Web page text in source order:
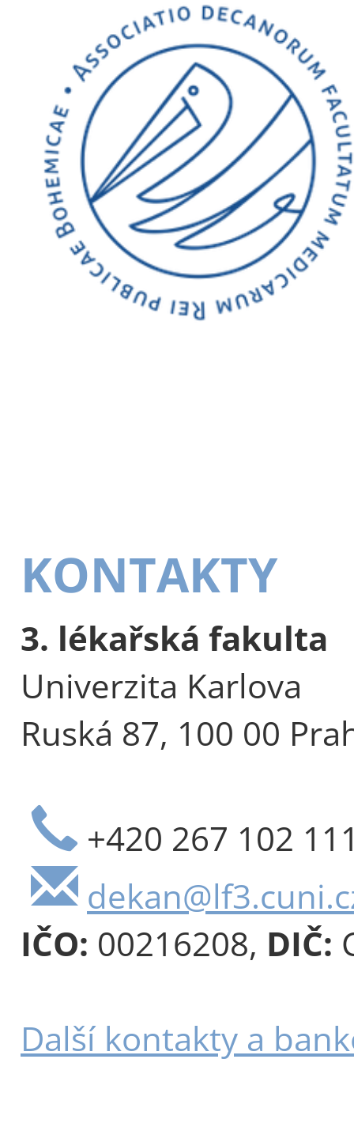
KONTAKTY
3. lékařská fakulta
Univerzita Karlova
Ruská 87, 100 00
+420 267 102
IČO: 00216208, DIČ:
Další kontakty a